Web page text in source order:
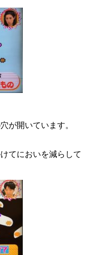
が開いています。
てにおいを減らして